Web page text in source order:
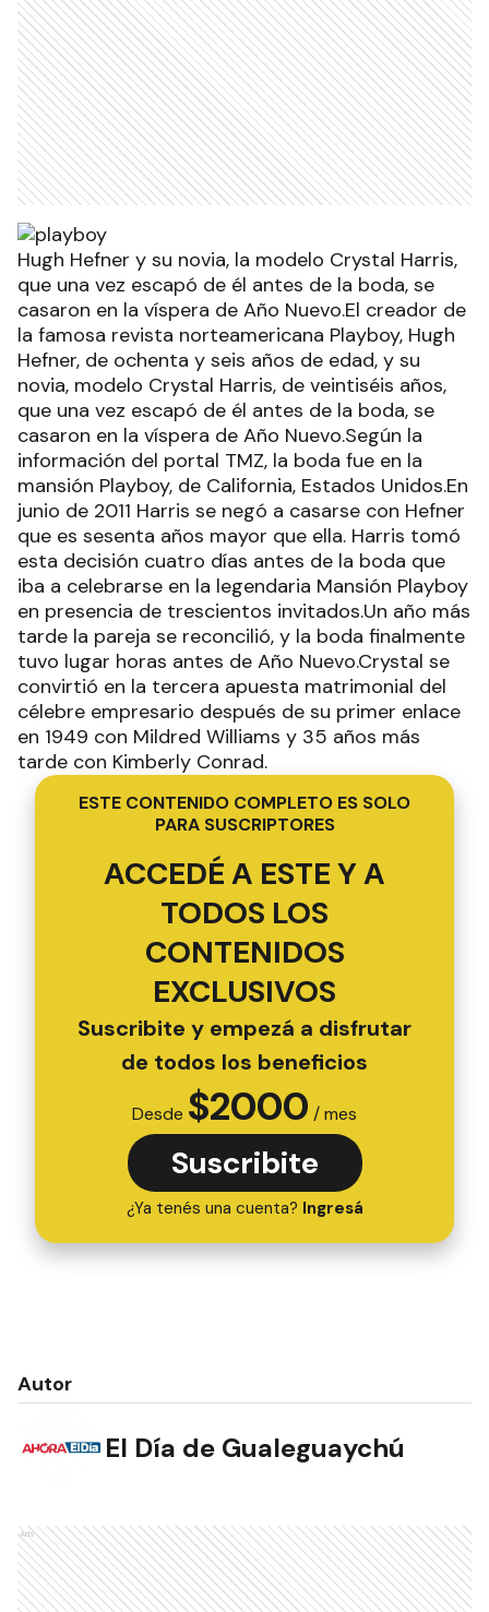
Hugh Hefner y su novia, la modelo Crystal Harris,
que una vez escapó de él antes de la boda, se
casaron en la víspera de Año Nuevo.El creador de
la famosa revista norteamericana Playboy, Hugh
Hefner, de ochenta y seis años de edad, y su
novia, modelo Crystal Harris, de veintiséis años,
que una vez escapó de él antes de la boda, se
casaron en la víspera de Año Nuevo.Según la
información del portal TMZ, la boda fue en la
mansión Playboy, de California, Estados Unidos.En
junio de 2011 Harris se negó a casarse con Hefner
que es sesenta años mayor que ella. Harris tomó
esta decisión cuatro días antes de la boda que
iba a celebrarse en la legendaria Mansión Playboy
en presencia de trescientos invitados.Un año más
tarde la pareja se reconcilió, y la boda finalmente
tuvo lugar horas antes de Año Nuevo.Crystal se
convirtió en la tercera apuesta matrimonial del
célebre empresario después de su primer enlace
en 1949 con Mildred Williams y 35 años más
tarde con Kimberly Conrad.
ESTE CONTENIDO COMPLETO ES SOLO
PARA SUSCRIPTORES
ACCEDÉ A ESTE Y A
TODOS LOS
CONTENIDOS
EXCLUSIVOS
Suscribite y empezá a disfrutar
de todos los beneficios
Desde $2000 / mes
Suscribite
¿Ya tenés una cuenta? Ingresá
Autor
El Día de Gualeguaychú
Ads